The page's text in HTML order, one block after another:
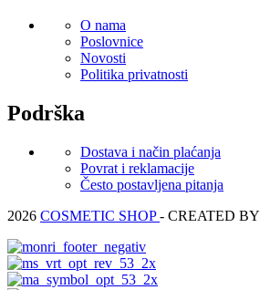
O nama
Poslovnice
Novosti
Politika privatnosti
Podrška
Dostava i način plaćanja
Povrat i reklamacije
Često postavljena pitanja
2026 COSMETIC SHOP- CREATED BY